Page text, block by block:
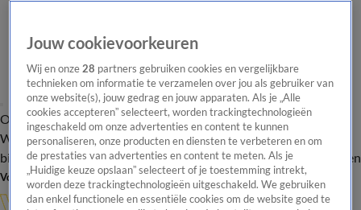
Overzicht Onze programma's Uitzendingen Onze gezichten
In de
WandelgangenInterviewsUitzending
bijwonenPodcastShopVeelgestelde vragenKijkersvraag insturen
Volg Vandaag Inside
Jouw cookievoorkeuren
Wij en onze28 partners gebruiken cookies en vergelijkbare
technieken om informatie te verzamelen over jou als gebruiker van
onze website(s), jouw gedrag en jouw apparaten. Als je „Alle
cookies accepteren” selecteert, worden trackingtechnologieën
ingeschakeld om onze advertenties en content te kunnen
personaliseren, onze producten en diensten te verbeteren en om
de prestaties van advertenties en content te meten. Als je
„Huidige keuze opslaan” selecteert of je toestemming intrekt,
worden deze trackingtechnologieën uitgeschakeld. We gebruiken
dan enkel functionele en essentiële cookies om de website goed te